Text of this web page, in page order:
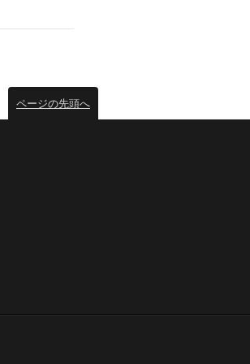
ページの先頭へ